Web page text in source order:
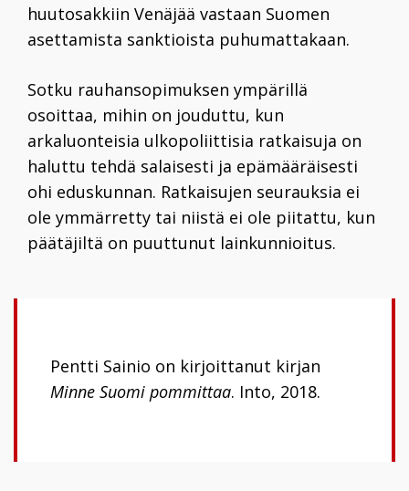
huutosakkiin Venäjää vastaan Suomen
asettamista sanktioista puhumattakaan.
Sotku rauhansopimuksen ympärillä
osoittaa, mihin on jouduttu, kun
arkaluonteisia ulkopoliittisia ratkaisuja on
haluttu tehdä salaisesti ja epämääräisesti
ohi eduskunnan. Ratkaisujen seurauksia ei
ole ymmärretty tai niistä ei ole piitattu, kun
päätäjiltä on puuttunut lainkunnioitus.
Pentti Sainio on kirjoittanut kirjan
Minne Suomi pommittaa. Into, 2018.